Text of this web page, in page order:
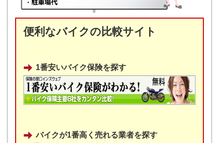
便利なバイクの比較サイト
1番安いバイク保険を探す
バイクが1番高く売れる業者を探す